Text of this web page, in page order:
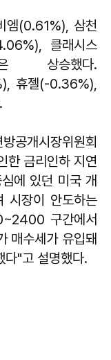
엠(0.61%), 삼천
클래시스
은 상승했다.
휴젤(-0.36%),
공개시장위원회
한 금리인하 지연
에 있던 미국 개
시장이 안도하는
구간에서
매수세가 유입돼
다"고 설명했다.